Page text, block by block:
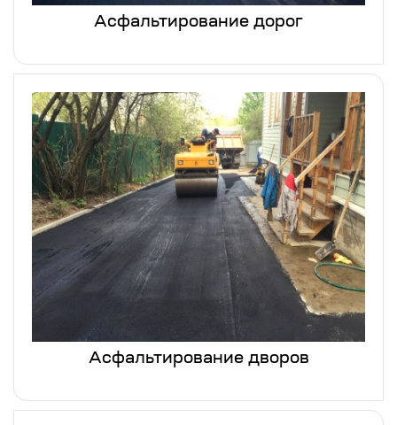
Асфальтирование дорог
Асфальтирование дворов